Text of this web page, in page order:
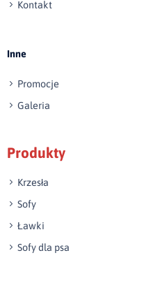
Wyślij opinię
Kontakt
Inne
Promocje
Galeria
Produkty
Krzesła
Sofy
Ławki
Sofy dla psa